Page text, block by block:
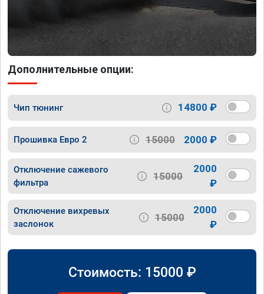
Дополнительные опции:
Чип тюнинг 14800 ₽
Прошивка Евро 2 15000 2000 ₽
Отключение сажевого
фильтра
15000
2000
₽
Отключение вихревых
заслонок
15000
2000
₽
Стоимость: 15000 ₽